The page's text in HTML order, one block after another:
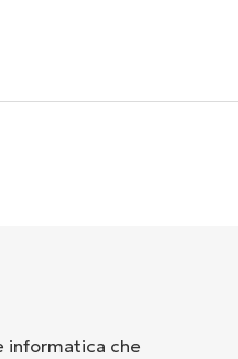
informatica che